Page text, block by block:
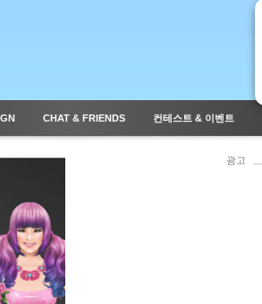
CHAT & FRIENDS 컨테스트 & 이벤트
광고